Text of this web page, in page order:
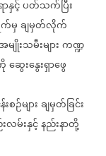
နှင့်ပတ်သက်ပြီး
မှချမှတ်လိုက်
မျိုးသမီးများကဏ္ဍ
ဆွေးနွေးရှာဖွေ
ဉ်များချမှတ်ခြင်း
လမ်းနှင့်နည်းနာတို့